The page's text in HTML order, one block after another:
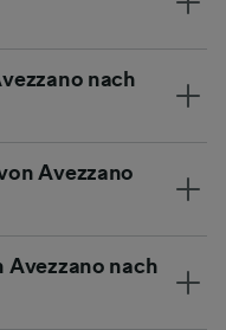
nach
Avezzano
Avezzano nach